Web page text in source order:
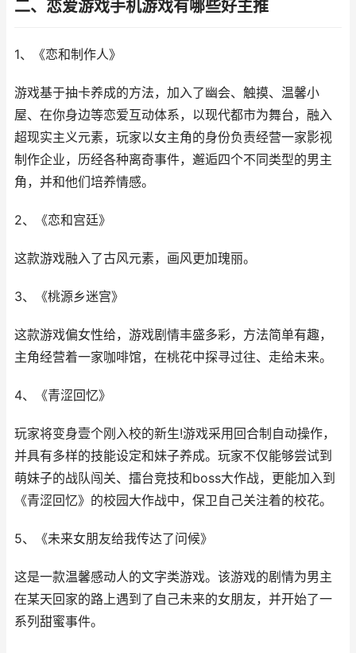
二、恋爱游戏手机游戏有哪些好主推
1、《恋和制作人》
游戏基于抽卡养成的方法，加入了幽会、触摸、温馨小
屋、在你身边等恋爱互动体系，以现代都市为舞台，融入
超现实主义元素，玩家以女主角的身份负责经营一家影视
制作企业，历经各种离奇事件，邂逅四个不同类型的男主
角，并和他们培养情感。
2、《恋和宫廷》
这款游戏融入了古风元素，画风更加瑰丽。
3、《桃源乡迷宫》
这款游戏偏女性给，游戏剧情丰盛多彩，方法简单有趣，
主角经营着一家咖啡馆，在桃花中探寻过往、走给未来。
4、《青涩回忆》
玩家将变身壹个刚入校的新生!游戏采用回合制自动操作，
并具有多样的技能设定和妹子养成。玩家不仅能够尝试到
萌妹子的战队闯关、擂台竞技和boss大作战，更能加入到
《青涩回忆》的校园大作战中，保卫自己关注着的校花。
5、《未来女朋友给我传达了问候》
这是一款温馨感动人的文字类游戏。该游戏的剧情为男主
在某天回家的路上遇到了自己未来的女朋友，并开始了一
系列甜蜜事件。